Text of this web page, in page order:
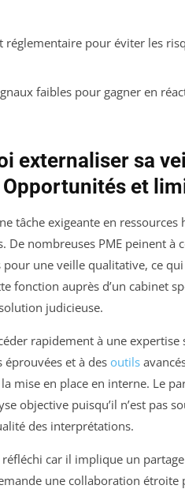
réglementaire pour éviter les
faibles pour gagner en
externaliser sa
et
tâche exigeante en ressources
De nombreuses PME peinent à
pour une veille qualitative, ce
fonction auprès d’un cabinet
judicieuse.
rapidement à une expertise
et à des outils
mise en place en interne. Le
objective puisqu’il n’est pas
des interprétations.
car il implique un partage
une collaboration étroite